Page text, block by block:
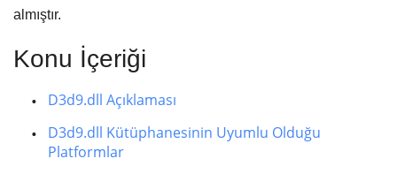
almıştır.
Konu İçeriği
D3d9.dll Açıklaması
D3d9.dll Kütüphanesinin Uyumlu Olduğu
Platformlar